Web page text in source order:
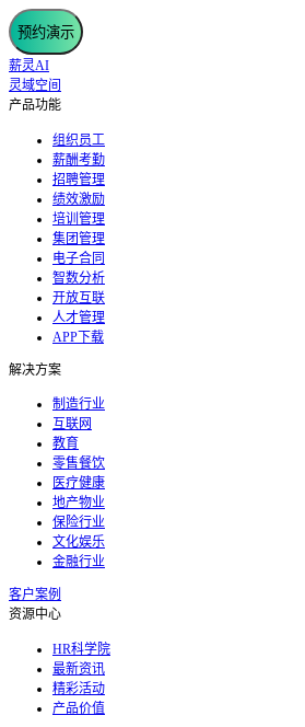
预约演示
薪灵AI
灵域空间
产品功能
组织员工
薪酬考勤
招聘管理
绩效激励
培训管理
集团管理
电子合同
智数分析
开放互联
人才管理
APP下载
解决方案
制造行业
互联网
教育
零售餐饮
医疗健康
地产物业
保险行业
文化娱乐
金融行业
客户案例
资源中心
HR科学院
最新资讯
精彩活动
产品价值